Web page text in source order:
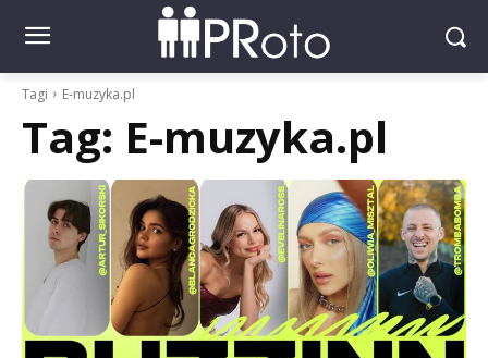
Tagi E-muzyka.pl
Tag: E-muzyka.pl